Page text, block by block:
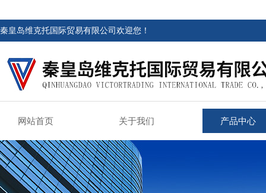
秦皇岛维克托国际贸易有限公司欢迎您！
网站首页 关于我们 产品中心